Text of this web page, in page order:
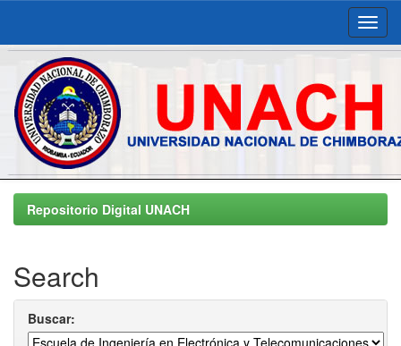
Skip
navigationRepositorio Digital UNACH
Search
Buscar: